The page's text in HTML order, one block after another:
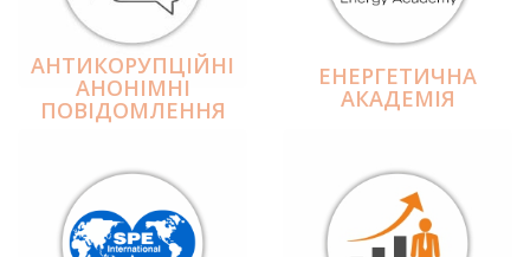
АНТИКОРУПЦІЙНІ
АНОНІМНІ
ПОВІДОМЛЕННЯ
ЕНЕРГЕТИЧНА
АКАДЕМІЯ